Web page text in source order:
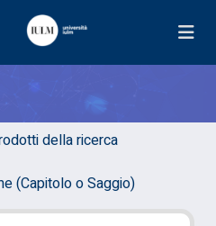
della ricerca
(Capitolo o Saggio)